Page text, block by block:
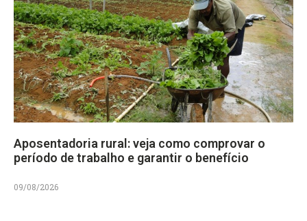
Aposentadoria rural: veja como comprovar o
período de trabalho e garantir o benefício
09/08/2026